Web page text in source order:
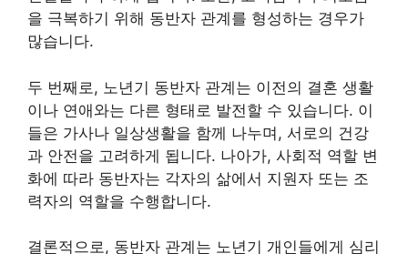
을 극복하기 위해 동반자 관계를 형성하는 경우가
많습니다.
두 번째로, 노년기 동반자 관계는 이전의 결혼 생활
이나 연애와는 다른 형태로 발전할 수 있습니다. 이
들은 가사나 일상생활을 함께 나누며, 서로의 건강
과 안전을 고려하게 됩니다. 나아가, 사회적 역할 변
화에 따라 동반자는 각자의 삶에서 지원자 또는 조
력자의 역할을 수행합니다.
결론적으로, 동반자 관계는 노년기 개인들에게 심리